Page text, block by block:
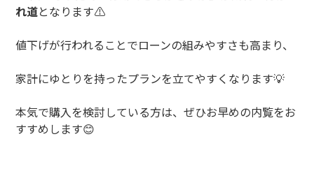
れ道となります⚠️
値下げが行われることでローンの組みやすさも高まり、
家計にゆとりを持ったプランを立てやすくなります💡
本気で購入を検討している方は、ぜひお早めの内覧をお
すすめします😊